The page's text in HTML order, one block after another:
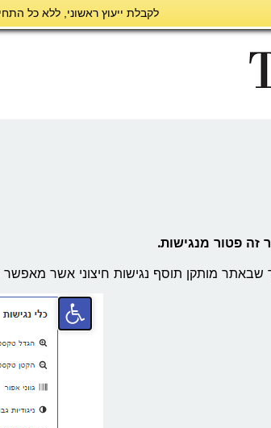
לקבלת ייעוץ ראשוני, ללא כל
זה פטור מנגישות.
מותקן תוסף נגישות חיצוני אשר מאפשר